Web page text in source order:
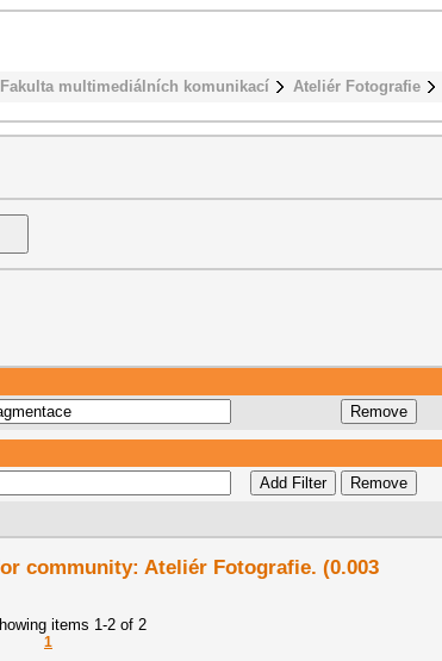
Fakulta multimediálních komunikací Ateliér Fotografie
community: Ateliér Fotografie. (0.003
items 1-2 of 2
1